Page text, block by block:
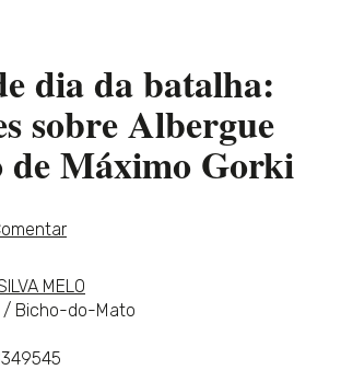
DE DESEJOS
dia da batalha:
sobre Albergue
Máximo Gorki
MELO
/ Bicho-do-Mato